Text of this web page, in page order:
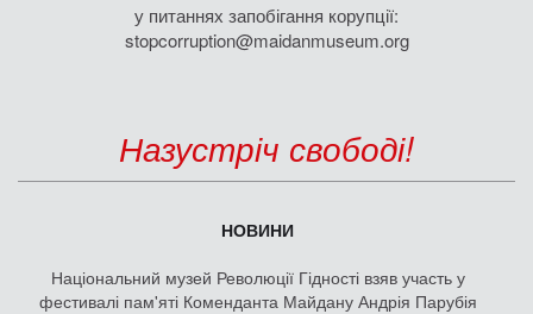
у питаннях запобігання корупції:
stopcorruption@maidanmuseum.org
Назустріч свободі!
НОВИНИ
Національний музей Революції Гідності взяв участь у
фестивалі пам'яті Коменданта Майдану Андрія Парубія